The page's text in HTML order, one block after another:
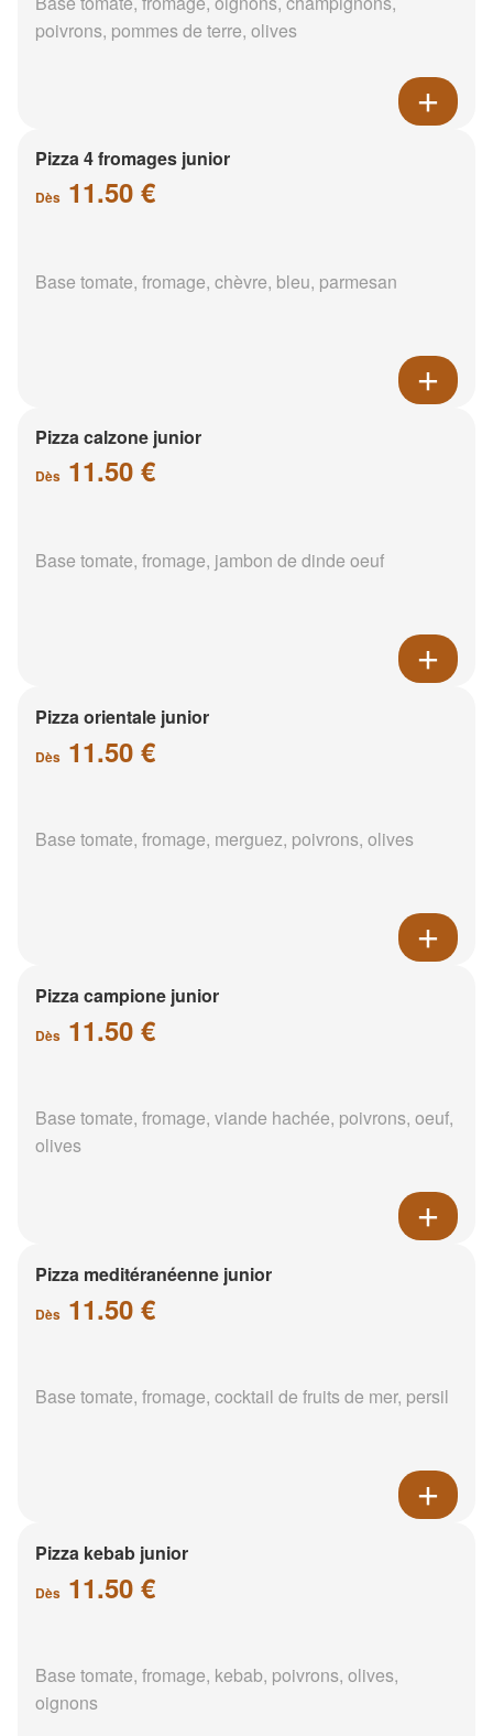
poivrons, pommes de terre, olives
Pizza 4 fromages junior
Dès 11.50 €
Base tomate, fromage, chèvre, bleu, parmesan
Pizza calzone junior
Dès 11.50 €
Base tomate, fromage, jambon de dinde oeuf
Pizza orientale junior
Dès 11.50 €
Base tomate, fromage, merguez, poivrons, olives
Pizza campione junior
Dès 11.50 €
Base tomate, fromage, viande hachée, poivrons, oeuf,
olives
Pizza meditéranéenne junior
Dès 11.50 €
Base tomate, fromage, cocktail de fruits de mer, persil
Pizza kebab junior
Dès 11.50 €
Base tomate, fromage, kebab, poivrons, olives,
oignons